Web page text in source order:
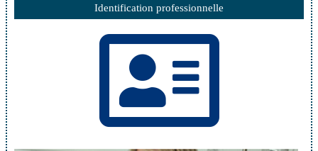
Identification professionnelle